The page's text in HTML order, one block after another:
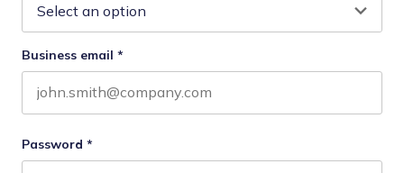
Business email *
Password *